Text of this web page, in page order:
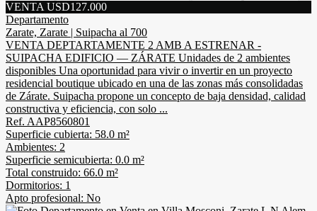
VENTA USD127.000
Departamento
Zarate, Zarate | Suipacha al 700
VENTA DEPTARTAMENTE 2 AMB A ESTRENAR -
SUIPACHA EDIFICIO — ZÁRATE Unidades de 2 ambientes
disponibles Una oportunidad para vivir o invertir en un proyecto
residencial boutique ubicado en una de las zonas más consolidadas
de Zárate. Suipacha propone un concepto de baja densidad, calidad
constructiva y eficiencia, con solo ...
Ref. AAP8560801
Superficie cubierta: 58.0 m²
Ambientes: 2
Superficie semicubierta: 0.0 m²
Total construido: 66.0 m²
Dormitorios: 1
Apto profesional: No